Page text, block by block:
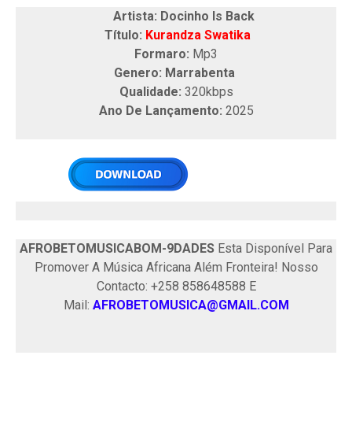
Artista: Docinho Is Back
Título: Kurandza Swatika
Formaro: Mp3
Genero: Marrabenta
Qualidade: 320kbps
Ano De Lançamento: 2025
AFROBETOMUSICABOM-9DADES Esta Disponível Para
Promover A Música Africana Além Fronteira! Nosso
Contacto: +258 858648588 E
Mail: AFROBETOMUSICA@GMAIL.COM